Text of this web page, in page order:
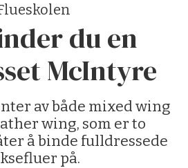
du en
McIntyre
av både mixed wing
wing, som er to
å binde fulldressede
på.